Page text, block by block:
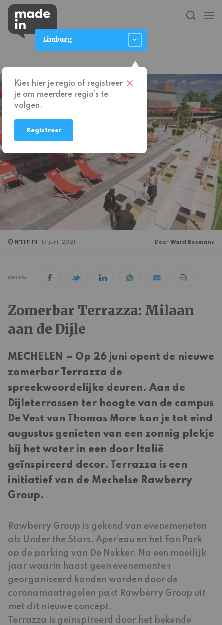
Limburg
Kies hier je regio of registreer
je om meerdere regio’s te
volgen.
Registreer
MECHELEN 17 juni, 2021 Door Ward Bosmans
DELEN
Zomerbar Terrazza: Milaan
aan de Dijle
MECHELEN – Op 26 juni opent de nieuwe
zomerbar Terrazza de
spreekwoordelijke deuren. Aan de
Dijleterrassen ter hoogte van de campus
De Vest van Thomas More kan je tot eind
augustus genieten van een zonnig plekje
bij het water in een door Italië
geïnspireerd decor. Terrazza is een
initiatief van de Mechelse Rawberry
Group.
Rawberry Group is gekend van evenemeneten
als Under the Stars, Aper’eau en het Fan Park
op de parking van De Nekker. Na een moeilijk
jaar waarin haast geen evenementen
georganiseerd konden worden door de
coronamaatregelen pakt Rawberry Group uit
met dit nieuwe concept.
Terrazza is geïnspireerd door het bekende